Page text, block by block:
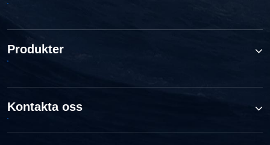
Produkter
Kontakta oss